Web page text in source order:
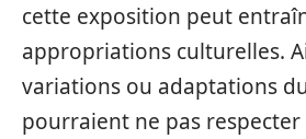
cette exposition peut
appropriations culturelles.
variations ou adaptations
pourraient ne pas